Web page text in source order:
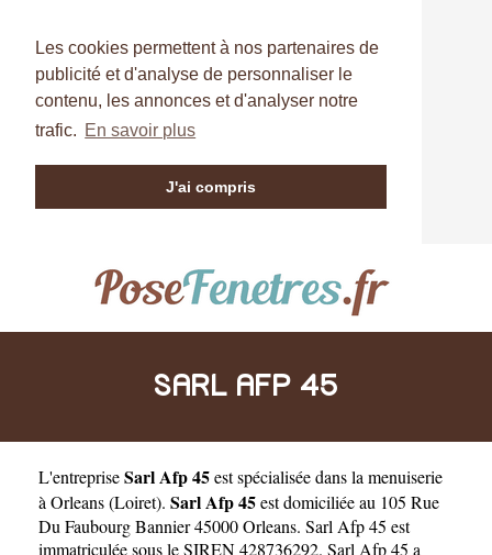
Les cookies permettent à nos partenaires de
publicité et d'analyse de personnaliser le
contenu, les annonces et d'analyser notre
trafic. En savoir plus
J'ai compris
SARL AFP 45
L'entrepriseSarl Afp 45estspécialisée dans la menuiserie
à Orleans(Loiret). Sarl Afp 45est domiciliée au 105 Rue
Du Faubourg Bannier 45000 Orleans. Sarl Afp 45 est
immatriculée sous le SIREN 428736292. Sarl Afp 45 a